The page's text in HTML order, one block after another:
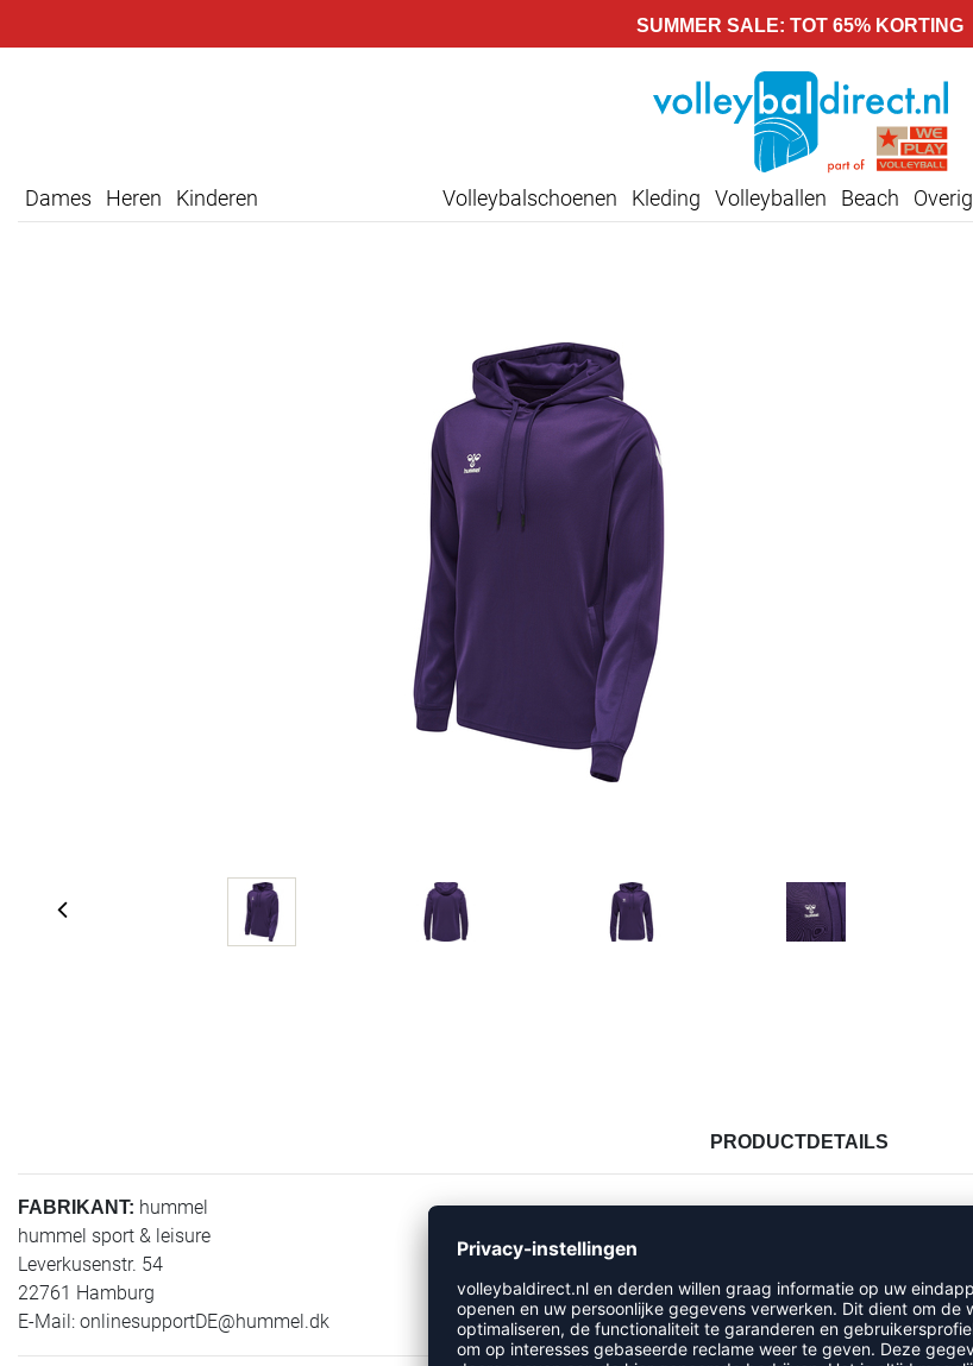
SUMMER SALE: TOT 65% KORTING
Dames Heren Kinderen Volleybalschoenen Kleding Volleyballen Beach Overig
PRODUCTDETAILS
FABRIKANT: hummel
hummel sport & leisure
Leverkusenstr. 54
22761 Hamburg
E-Mail: onlinesupportDE@hummel.dk